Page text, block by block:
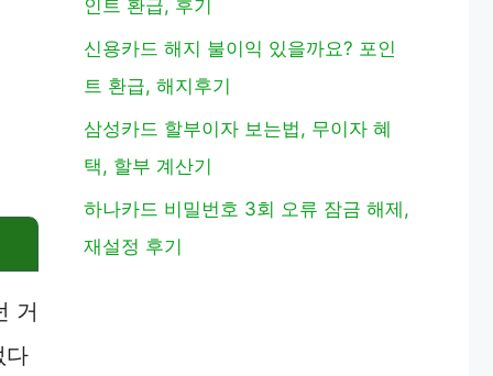
거
다
인트 환급, 후기
신용카드 해지 불이익 있을까요? 포인
트 환급, 해지후기
삼성카드 할부이자 보는법, 무이자 혜
택, 할부 계산기
하나카드 비밀번호 3회 오류 잠금 해제,
재설정 후기